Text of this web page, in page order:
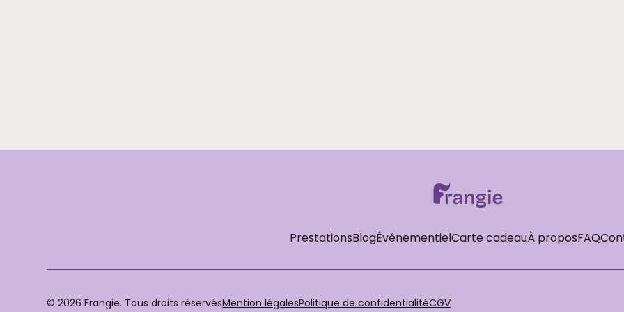
PrestationsBlogÉvénementielCarte cadeauÀ proposFAQ
© 2026 Frangie. Tous droits réservésMention légalesPolitique de confidentialitéCGV